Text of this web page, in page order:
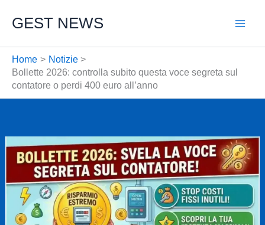
GEST NEWS
Home
Notizie
Bollette 2026: controlla subito questa voce segreta sul
contatore o perdi 400 euro all’anno